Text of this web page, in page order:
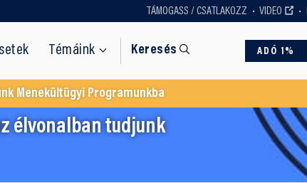
TÁMOGASS / CSATLAKOZZ VIDEO
Témáink Keresés ADÓ 1%
Menekültügyi Programunkba
élvonalban tudjunk